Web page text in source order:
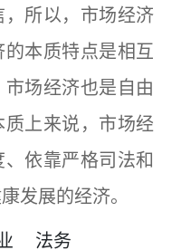
所以，市场经济
本质特点是相互
场经济也是自由
上来说，市场经
依靠严格司法和
发展的经济。
法务